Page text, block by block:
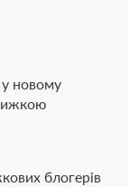
новому
блогерів